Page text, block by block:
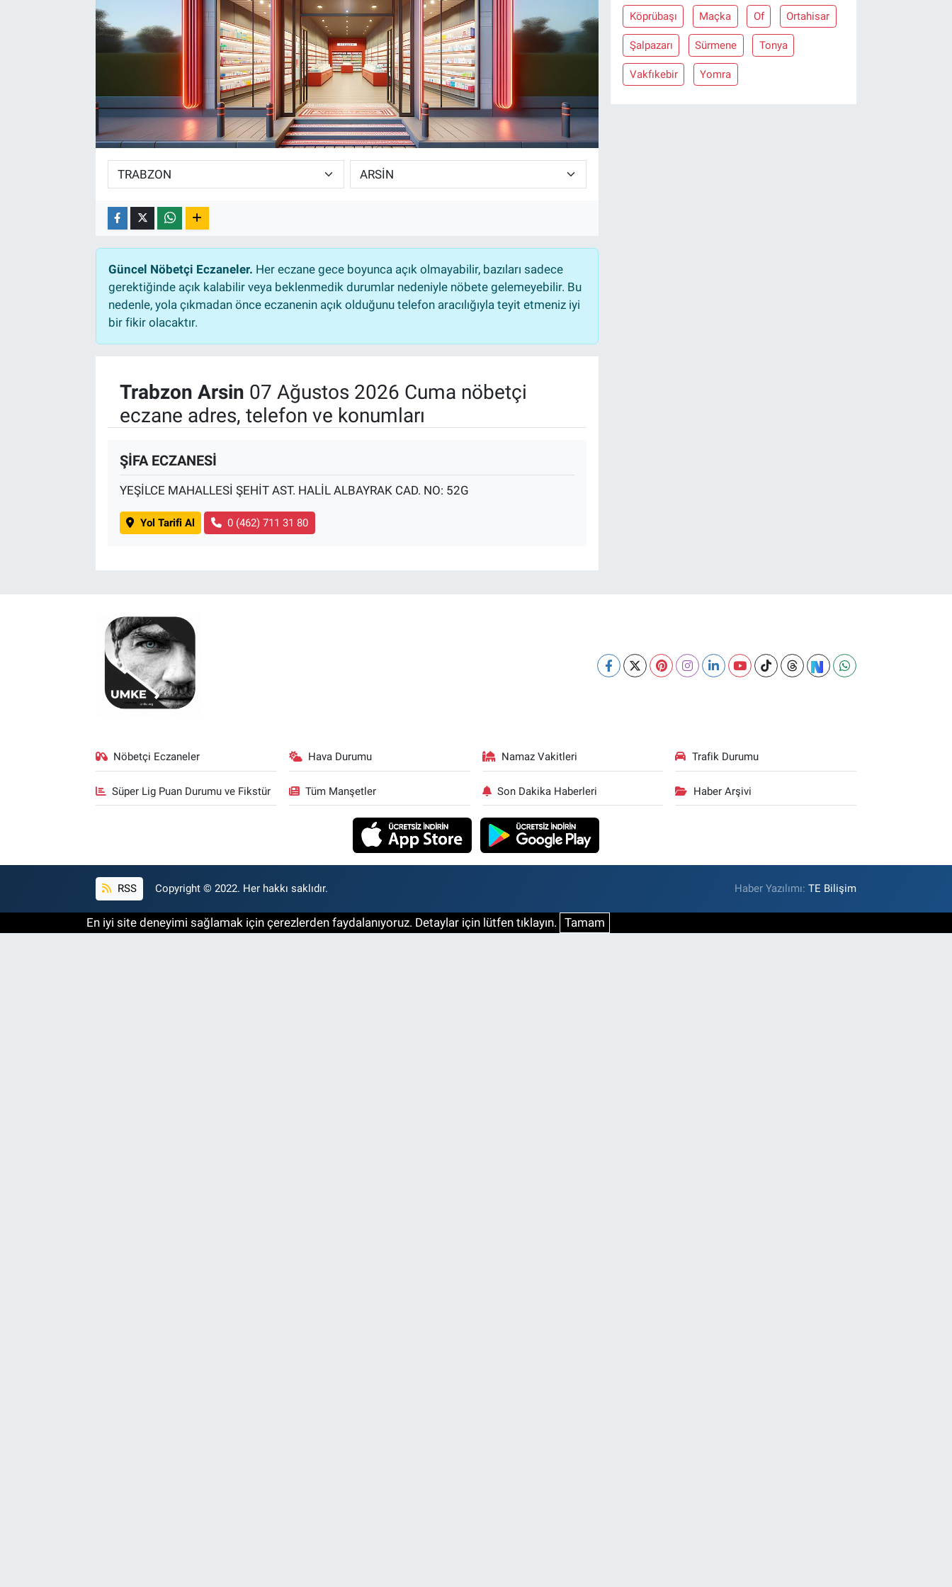
Güncel Nöbetçi Eczaneler. Her eczane gece boyunca açık olmayabilir, bazıları sadece
gerektiğinde açık kalabilir veya beklenmedik durumlar nedeniyle nöbete gelemeyebilir. Bu
nedenle, yola çıkmadan önce eczanenin açık olduğunu telefon aracılığıyla teyit etmeniz iyi
bir fikir olacaktır.
Trabzon Arsin 07 Ağustos 2026 Cuma nöbetçi
eczane adres, telefon ve konumları
ŞİFA ECZANESİ
YEŞİLCE MAHALLESİ ŞEHİT AST. HALİL ALBAYRAK CAD. NO: 52G
Yol Tarifi Al 0 (462) 711 31 80
Köprübaşı Maçka Of Ortahisar
Şalpazarı Sürmene Tonya
Vakfıkebir Yomra
Nöbetçi Eczaneler Hava Durumu Namaz Vakitleri Trafik Durumu
Süper Lig Puan Durumu ve Fikstür Tüm Manşetler Son Dakika Haberleri Haber Arşivi
RSS Copyright © 2022. Her hakkı saklıdır. Haber Yazılımı:TE Bilişim
En iyi site deneyimi sağlamak için çerezlerden faydalanıyoruz. Detaylar için lütfen tıklayın. Tamam